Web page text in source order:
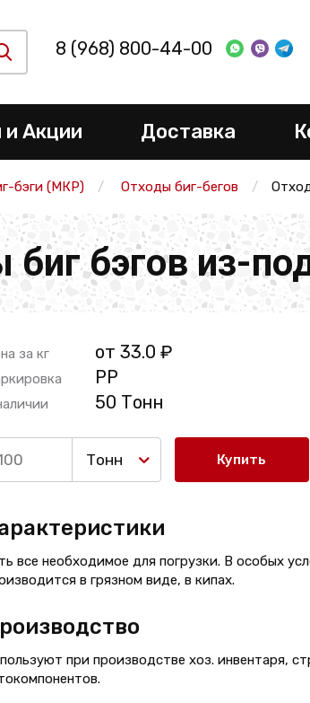
8 (968) 800-44-00
и Акции Доставка
бэги (МКР) Отходы биг-бегов
биг бэгов из-
за кг от 33.0 ₽
PP
50 Тонн
Тонн Купить
все необходимое для погрузки. В особых
в грязном виде, в кипах.
при производстве хоз. инвентаря,